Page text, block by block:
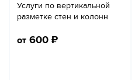
Услуги по вертикальной
разметке стен и колонн
от 600 ₽